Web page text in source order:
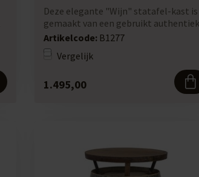
Deze elegante "Wijn" statafel-kast is
gemaakt van een gebruikt authentiek
225 li...
Artikelcode: B1277
Vergelijk
1.495,00